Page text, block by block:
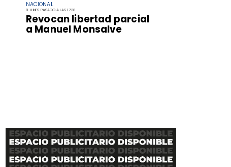
NACIONAL
EL LUNES PASADO A LAS 17:38
Revocan libertad parcial
a Manuel Monsalve